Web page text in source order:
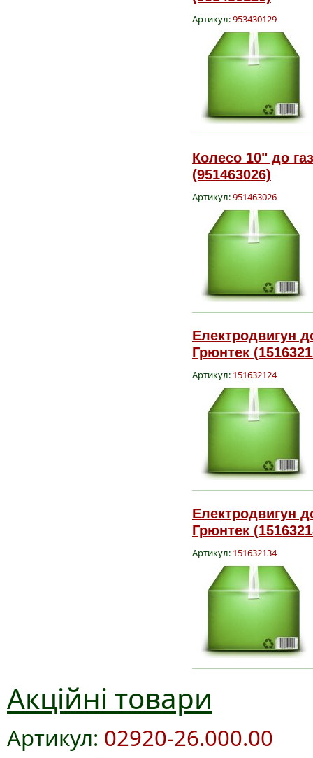
Артикул:953430129
Колесо 10" до
(951463026)
Артикул:951463026
Електродвигун
Грюнтек
Артикул: 151632124
Електродвигун
Грюнтек
Артикул: 151632134
Акційні товари
Артикул: 02920-26.000.00